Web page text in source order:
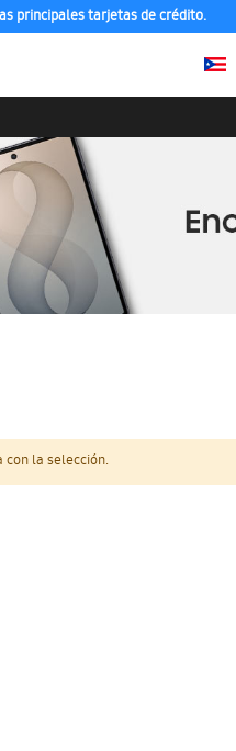
principales tarjetas de crédito.
con la selección.